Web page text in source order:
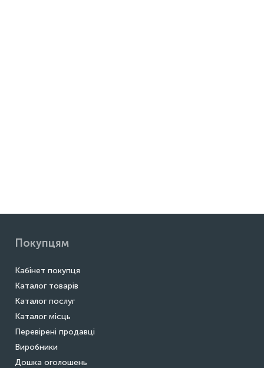
Покупцям
Кабінет покупця
Каталог товарів
Каталог послуг
Каталог місць
Перевірені продавці
Виробники
Дошка оголошень